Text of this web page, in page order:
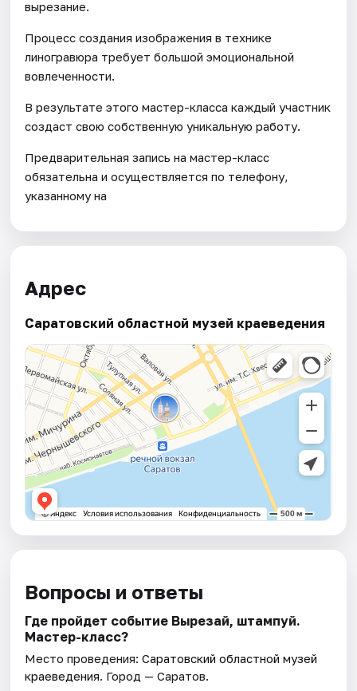
вырезание.
Процесс создания изображения в технике
линогравюра требует большой эмоциональной
вовлеченности.
В результате этого мастер-класса каждый участник
создаст свою собственную уникальную работу.
Предварительная запись на мастер-класс
обязательна и осуществляется по телефону,
указанному на
Адрес
Саратовский областной музей краеведения
Вопросы и ответы
Где пройдет событие Вырезай, штампуй.
Мастер-класс?
Место проведения:Саратовский областной музей
краеведения. Город — Саратов.